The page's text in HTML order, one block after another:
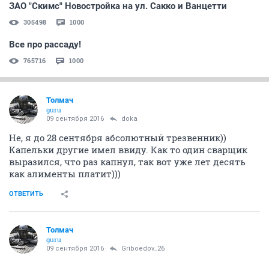
ЗАО "Скимс" Новостройка на ул. Сакко и Ванцетти
305498 1000
Все про рассаду!
765716 1000
Толмач
guru
09 сентября 2016 doka
Не, я до 28 сентября абсолютный трезвенник))
Капельки другие имел ввиду. Как то один сварщик
выразился, что раз капнул, так вот уже лет десять
как алименты платит)))
ОТВЕТИТЬ
Толмач
guru
09 сентября 2016 Griboedov_26